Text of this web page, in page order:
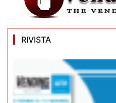
RIVISTA